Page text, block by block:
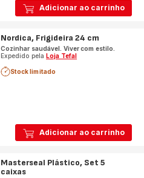
Adicionar ao carrinho
Adicionar ao carrinho
Nordica, Frigideira 24 cm
Cozinhar saudável. Viver com estilo.
Expedido pela Loja Tefal
Stock limitado
Masterseal Plástico, Set 5
caixas